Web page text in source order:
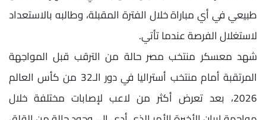
طبيعي في أي مباراة خلال الفترة المقبلة، وطالبه بالاستعداد
لاستغلال الفرصة عندما تأتي.
شهد معسكر منتخب مصر حالة من الترقب قبل المواجهة
المرتقبة أمام منتخب أستراليا في دور الـ32 من كأس العالم
2026، بعد تعرض أكثر من لاعب لإصابات مختلفة خلال